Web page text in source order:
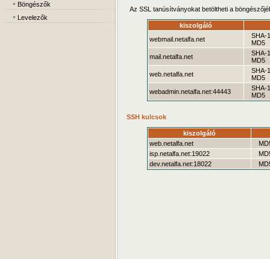
Böngészők
Levelezők
Az SSL tanúsítványokat betöltheti a
kiszolgáló
webmail.netalfa.net
SHA-1
MD5
mail.netalfa.net
SHA-1
MD5
web.netalfa.net
SHA-1
MD5
webadmin.netalfa.net:44443
SHA-1
MD5
SSH kulcsok
kiszolgáló
web.netalfa.net
isp.netalfa.net:19022
dev.netalfa.net:18022